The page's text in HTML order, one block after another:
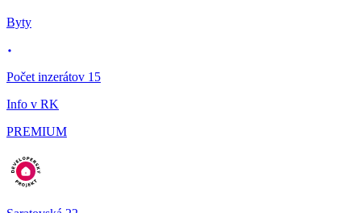
Byty
Počet inzerátov 15
Info v RK
PREMIUM